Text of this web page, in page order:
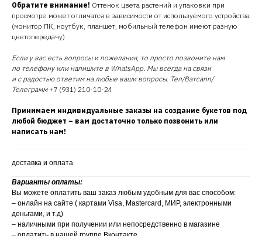
Обратите внимание! Оттенок цвета растений и упаковки при
просмотре может отличатся в зависимости от используемого устройства
(монитор ПК, ноутбук, планшет, мобильный телефон имеют разную
цветопередачу)
Если у вас есть вопросы и пожелания, то просто позвоните нам
по телефону или напишите в WhatsApp. Мы всегда на связи
и с радостью ответим на любые ваши вопросы. Тел/Ватсапп/
Телеграмм+7 (931) 210-10-24
Принимаем индивидуальные заказы на создание букетов под
любой бюджет – вам достаточно только позвонить или
написать нам!
доставка и оплата
Варианты оплаты:
Вы можете оплатить ваш заказ любым удобным для вас способом:
– онлайн на сайте ( картами Visa, Mastercard, МИР, электронными
деньгами, и т.д)
– наличными при получении или непосредственно в магазине